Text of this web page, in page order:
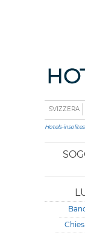
SVIZZERA
Hotels-